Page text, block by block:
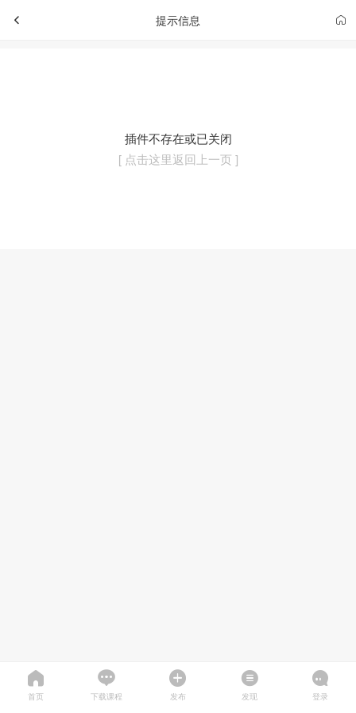
提示信息
插件不存在或已关闭
[ 点击这里返回上一页 ]
首页 下载课程 发布 发现 登录